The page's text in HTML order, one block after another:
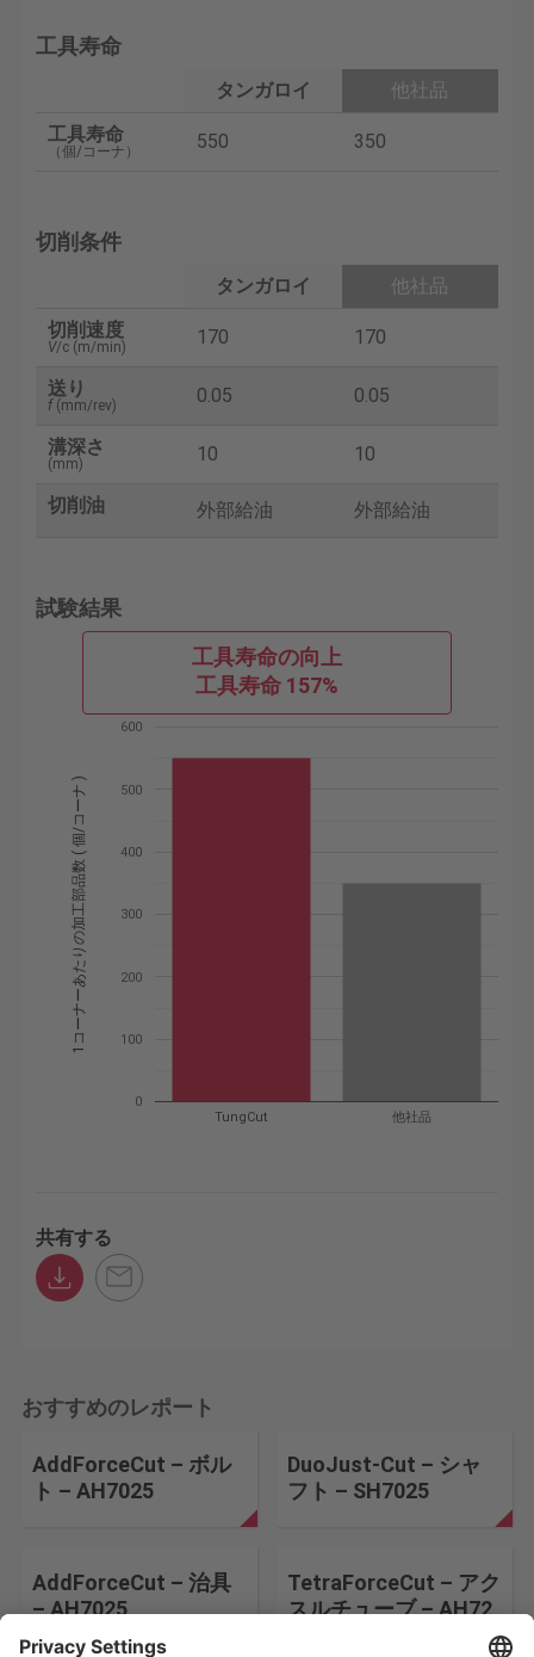
工具寿命
タンガロイ
他社品
工具寿命
（個/コーナ） 550 350
切削条件
タンガロイ
他社品
切削速度
V/c (m/min) 170 170
送り
f(mm/rev) 0.05 0.05
溝深さ
(mm) 10 10
切削油 外部給油 外部給油
試験結果
工具寿命の向上
工具寿命 157%
TungCut 他社品
0
100
200
300
400
500
600
1コーナーあたりの加工部品数 ( 個/コーナ )
共有する
おすすめのレポート
AddForceCut – ボル
ト – AH7025
DuoJust-Cut – シャ
フト – SH7025
AddForceCut – 治具
– AH7025
TetraForceCut – アク
スルチューブ – AH72